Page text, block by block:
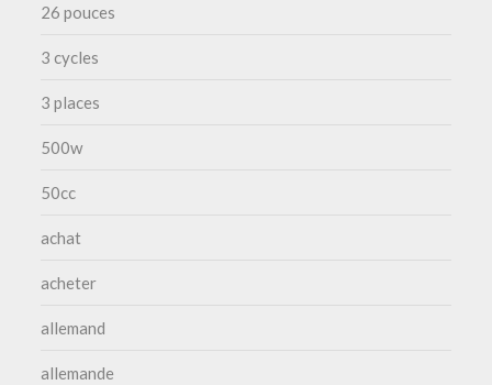
26 pouces
3 cycles
3 places
500w
50cc
achat
acheter
allemand
allemande